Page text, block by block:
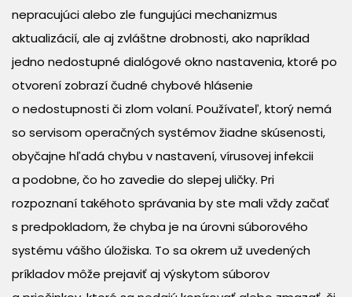
nepracujúci alebo zle fungujúci mechanizmus
aktualizácií, ale aj zvláštne drobnosti, ako napríklad
jedno nedostupné dialógové okno nastavenia, ktoré po
otvorení zobrazí čudné chybové hlásenie
o nedostupnosti či zlom volaní. Používateľ, ktorý nemá
so servisom operačných systémov žiadne skúsenosti,
obyčajne hľadá chybu v nastavení, vírusovej infekcii
a podobne, čo ho zavedie do slepej uličky. Pri
rozpoznaní takéhoto správania by ste mali vždy začať
s predpokladom, že chyba je na úrovni súborového
systému vášho úložiska. To sa okrem už uvedených
príkladov môže prejaviť aj výskytom súborov